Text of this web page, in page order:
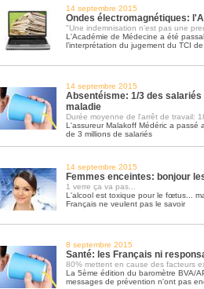
14 septembre 2015
Ondes électromagnétiques:
"Une indemnisation n'est pas une
L'Académie de Médecine a été
l’interprétation du jugement du TCI
14 septembre 2015
Absentéisme: 1/3 des salariés
maladie
Durée moyenne de l'arrêt de travail:
L'assureur Malakoff Médéric a passé
de 3 millions de salariés
14 septembre 2015
Femmes enceintes: bonjour
1 verre ça va pas...
L'alcool est toxique pour le fœtus...
Français ne veulent pas le savoir
8 septembre 2015
Santé: les Français ni
80% mettent en cause des facteurs
La 5ème édition du baromètre BVA/
messages de prévention n'ont pas